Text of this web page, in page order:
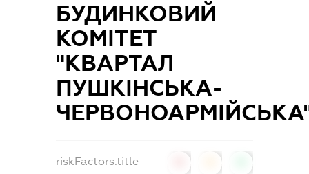
БУДИНКОВИЙ
КОМІТЕТ
"КВАРТАЛ
ПУШКІНСЬКА-
riskFactors.title